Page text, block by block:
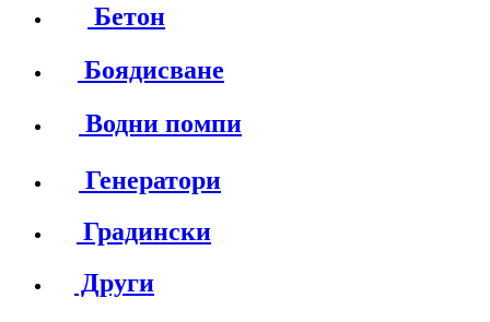
Бетон
Боядисване
Водни помпи
Генератори
Градински
Други